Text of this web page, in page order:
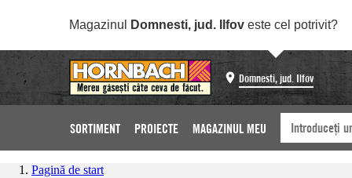
Magazinul Domnesti, jud. Ilfov este cel potrivit?
Domnesti, jud. Ilfov
SORTIMENT PROIECTE MAGAZINUL MEU
Pagină de start